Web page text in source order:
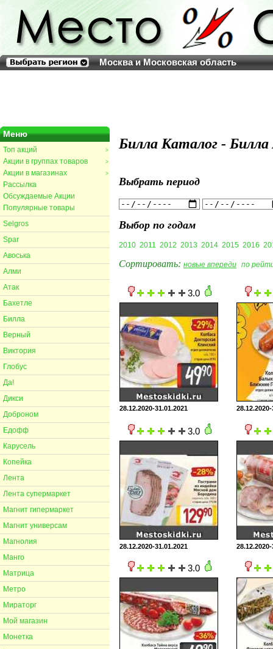
Москва и Московская область
Меню
>
Топ акций
>
Акции в группах товаров
>
Акции в магазинах
Рассылка
Обсуждаемые Акции
Популярные товары
Selgros
Spar
Авоська
Алми
Атак
Бахетле
Билла
Верный
Виктория
Глобус
Да!
Дикси
Доброном
Едофф
Карусель
Копейка
Лента
Лента супермаркет
Магнит гипермаркет
Магнит универсам
Магнолия
Манго
Матрица
Метро
Мираторг
Мой магазин
Монетка
Билла Каталог -
Выбрать период
Выбор по годам
2010 2011 2012 2013 2014 2015 2016
Сортировать: новые впереди по
3.0
28.12.2020-31.01.2021
3.0
28.12.2020-31.01.2021
3.0